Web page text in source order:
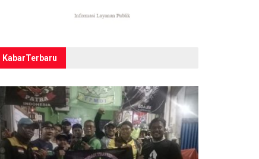
KabarTerbaru